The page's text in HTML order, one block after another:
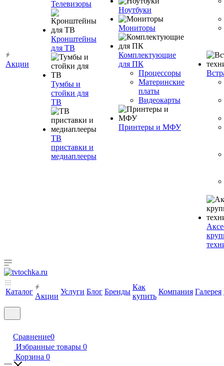
Акции
Телевизоры
Кронштейны
для ТВ
Тумбы и
стойки для
ТВ
ТВ
приставки и
медиаплееры
Ноутбуки
Мониторы
Комплектующие
для ПК
Процессоры
Материнские
платы
Видеокарты
Принтеры и МФУ
Каталог
Акции
Услуги Блог Бренды
Как
купить
Компания Галерея
Сравнение0
Избранные товары 0
Корзина 0